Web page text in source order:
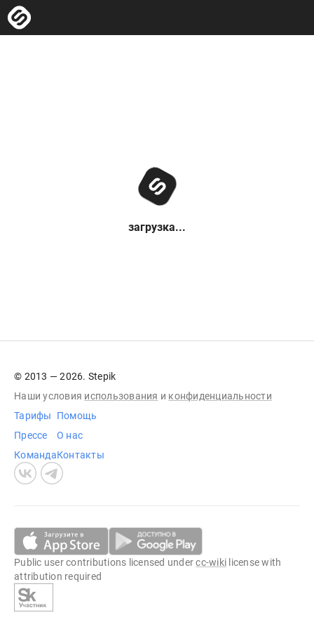
загрузка...
© 2013 — 2026. Stepik
Наши условия использования и конфиденциальности
Тарифы
Прессе
Команда
Помощь
О нас
Контакты
Public user contributions licensed undercc-wiki license with
attribution required